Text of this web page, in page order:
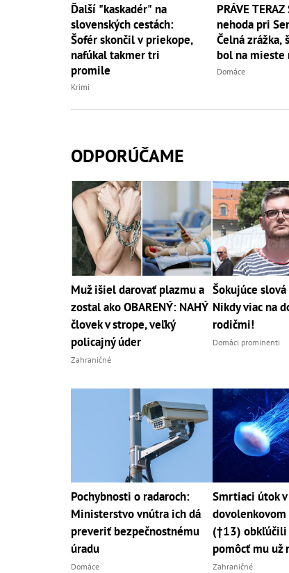
Ďalší "kaskadér" na
slovenských cestách:
Šofér skončil v priekope,
nafúkal takmer tri
promile
Krimi
PRÁVE
nehoda pri
Čelná zrážka,
bol na
Domáce
ODPORÚČAME
Muž išiel darovať plazmu a
zostal ako OBARENÝ: NAHÝ
človek v strope, veľký
policajný úder
Zahraničné
Šokujúce
Nikdy viac na
rodičmi!
Domáci prominenti
Pochybnosti o radaroch:
Ministerstvo vnútra ich dá
preveriť bezpečnostnému
úradu
Domáce
Smrtiaci útok
(†13) obkľúčili
pomôcť mu už
Zahraničné